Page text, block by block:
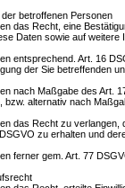
betroffenen Personen
das Recht, eine
Daten sowie auf weitere
entsprechend. Art. 16
der Sie betreffenden
nach Maßgabe des Art.
bzw. alternativ nach
das Recht zu verlangen,
zu erhalten und
ferner gem. Art. 77